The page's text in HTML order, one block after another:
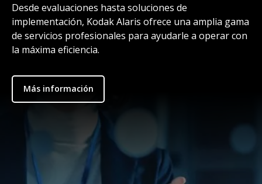
Desde evaluaciones hasta soluciones de
implementación, Kodak Alaris ofrece una amplia gama
de servicios profesionales para ayudarle a operar con
la máxima eficiencia.
Más información